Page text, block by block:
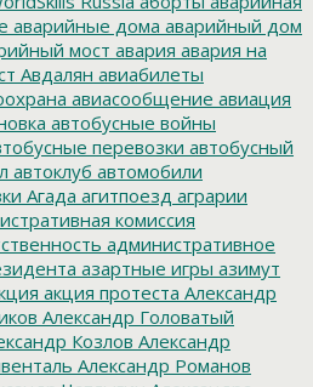
аварийные дома аварийный дом
мост авария авария на
Авдалян авиабилеты
авиасообщение авиация
автобусные войны
перевозки автобусный
автоклуб автомобили
Агада агитпоезд аграрии
комиссия
административное
азартные игры азимут
акция протеста Александр
Александр Головатый
Козлов Александр
Александр Романов